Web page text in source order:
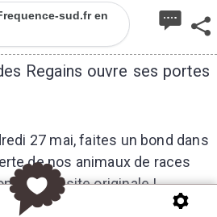
sud.fr en
Regains ouvre ses portes
27 mai, faites un bond dans
de nos animaux de races
d'une visite originale !